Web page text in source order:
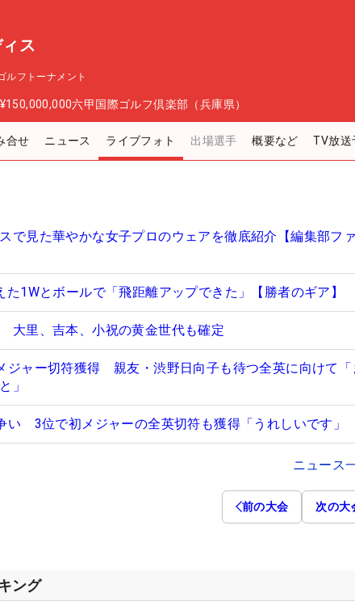
ス
ルフトーナメント
¥150,000,000六甲国際ゴルフ倶楽部（兵庫県）
合せ ニュース ライブフォト 出場選手 概要など TV放送
で見た華やかな女子プロのウェアを徹底紹介【編集部フ
1Wとボールで「飛距離アップできた」【勝者のギア】
大里、吉本、小祝の黄金世代も確定
ジャー切符獲得 親友・渋野日向子も待つ全英に向けて「
」
い 3位で初メジャーの全英切符も獲得「うれしいです」
ニュース
前の大会 次の大
ング